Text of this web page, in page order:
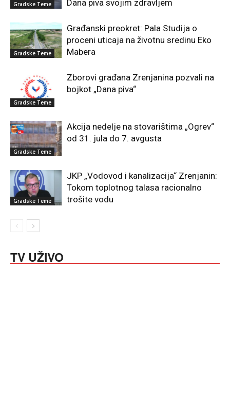
Gradske Teme Dana piva svojim zdravljem
Gradske Teme
Građanski preokret: Pala Studija o
proceni uticaja na životnu sredinu Eko
Mabera
Gradske Teme
Zborovi građana Zrenjanina pozvali na
bojkot „Dana piva“
Gradske Teme
Akcija nedelje na stovarištima „Ogrev“
od 31. jula do 7. avgusta
Gradske Teme
JKP „Vodovod i kanalizacija“ Zrenjanin:
Tokom toplotnog talasa racionalno
trošite vodu
TV UŽIVO